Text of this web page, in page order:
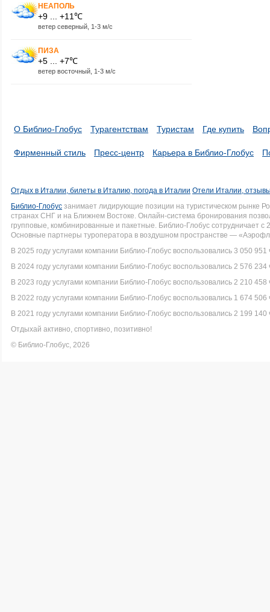
НЕАПОЛЬ
+9 ... +11℃
ветер северный, 1-3 м/с
ПИЗА
+5 ... +7℃
ветер восточный, 1-3 м/с
О Библио-Глобус Турагентствам Туристам Где купить
Фирменный стиль Пресс-центр Карьера в Библио-Глобус
Отдых в Италии, билеты в Италию, погода в Италии Отели Италии,
Библио-Глобус занимает лидирующие позиции на туристическом рынке
странах СНГ и на Ближнем Востоке. Онлайн-система бронирования
групповые, комбинированные и пакетные. Библио-Глобус сотрудничает
Основные партнеры туроператора в воздушном пространстве —
В 2025 году услугами компании Библио-Глобус воспользовались 3 050 951
В 2024 году услугами компании Библио-Глобус воспользовались 2 576 234
В 2023 году услугами компании Библио-Глобус воспользовались 2 210 458
В 2022 году услугами компании Библио-Глобус воспользовались 1 674 506
В 2021 году услугами компании Библио-Глобус воспользовались 2 199 140
Отдыхай активно, спортивно, позитивно!
© Библио-Глобус, 2026